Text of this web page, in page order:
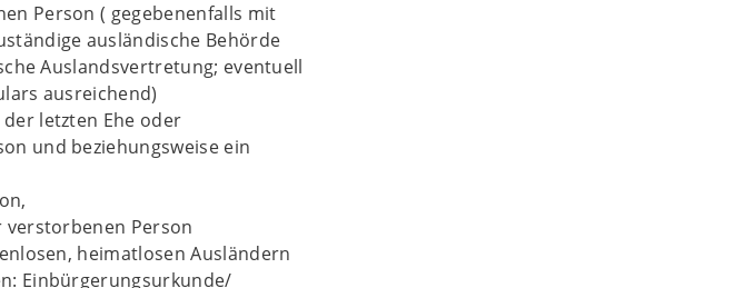
Person ( gegebenenfalls mit
ausländische Behörde
Auslandsvertretung; eventuell
ausreichend)
letzten Ehe oder
und beziehungsweise ein
verstorbenen Person
heimatlosen Ausländern
Einbürgerungsurkunde/